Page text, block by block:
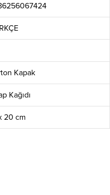
Kapak
Kağıdı
20 cm